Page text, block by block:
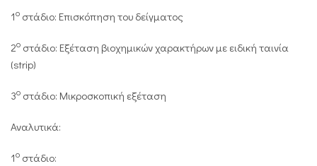
1ο στάδιο: Επισκόπηση του δείγματος
2ο στάδιο: Εξέταση βιοχημικών χαρακτήρων με ειδική ταινία
(strip)
3ο στάδιο: Μικροσκοπική εξέταση
Αναλυτικά:
1ο στάδιο: